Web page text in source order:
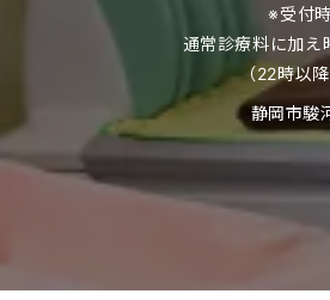
※受付
通常診療料に加え
（22時以
静岡市駿